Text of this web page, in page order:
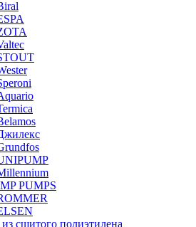
PUMPS
сшитого полиэтилена